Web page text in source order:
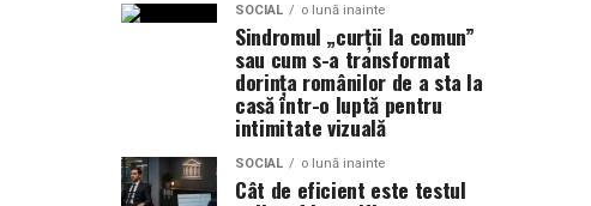
SOCIAL o lună inainte
Sindromul „curții la comun”
sau cum s-a transformat
dorința românilor de a sta la
casă într-o luptă pentru
intimitate vizuală
SOCIAL o lună inainte
Cât de eficient este testul